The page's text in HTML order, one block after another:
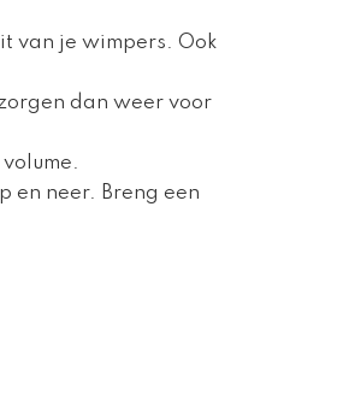
van je wimpers. Ook
dan weer voor
en neer. Breng een